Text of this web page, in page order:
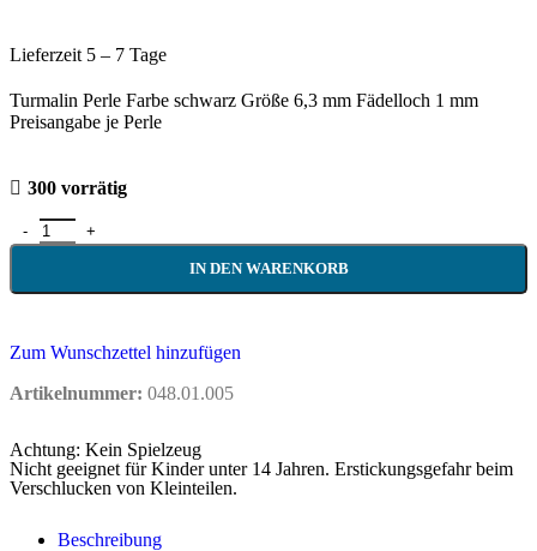
Lieferzeit 5 – 7 Tage
Turmalin Perle Farbe schwarz Größe 6,3 mm Fädelloch 1 mm
Preisangabe je Perle
300 vorrätig
IN DEN WARENKORB
Zum Wunschzettel hinzufügen
Artikelnummer: 048.01.005
Achtung: Kein Spielzeug
Nicht geeignet für Kinder unter 14 Jahren. Erstickungsgefahr beim
Verschlucken von Kleinteilen.
Beschreibung